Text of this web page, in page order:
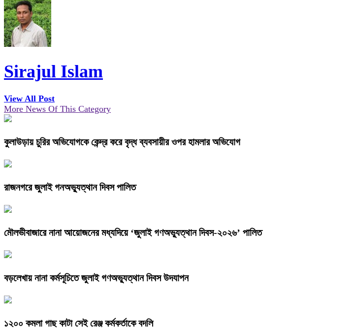
Sirajul Islam
View All Post
More News Of This Category
কুলাউড়ায় চুরির অভিযোগকে কেন্দ্র করে বৃদ্ধ ব্যবসায়ীর ওপর হামলার অভিযোগ
রাজনগরে জুলাই গনঅভ্যুত্থান দিবস পালিত
মৌলভীবাজারে নানা আয়োজনের মধ্যদিয়ে ‘জুলাই গণঅভ্যুত্থান দিবস-২০২৬’ পালিত
বড়লেখায় নানা কর্মসূচিতে জুলাই গণঅভ্যুত্থান দিবস উদযাপন
১২০০ কমলা গাছ কাটা সেই রেঞ্জ কর্মকর্তাকে বদলি